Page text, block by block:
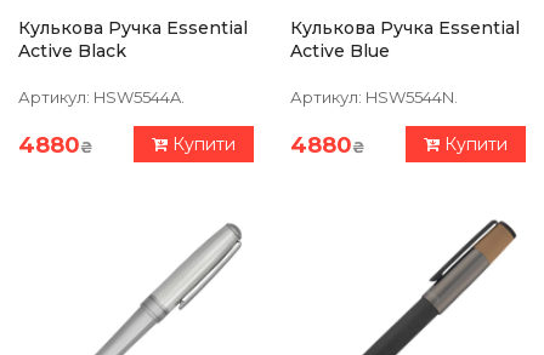
Кулькова Ручка Essential
Active Black
Артикул: HSW5544A.
4880₴ Купити
Кулькова Ручка Essential
Active Blue
Артикул: HSW5544N.
4880₴ Купити